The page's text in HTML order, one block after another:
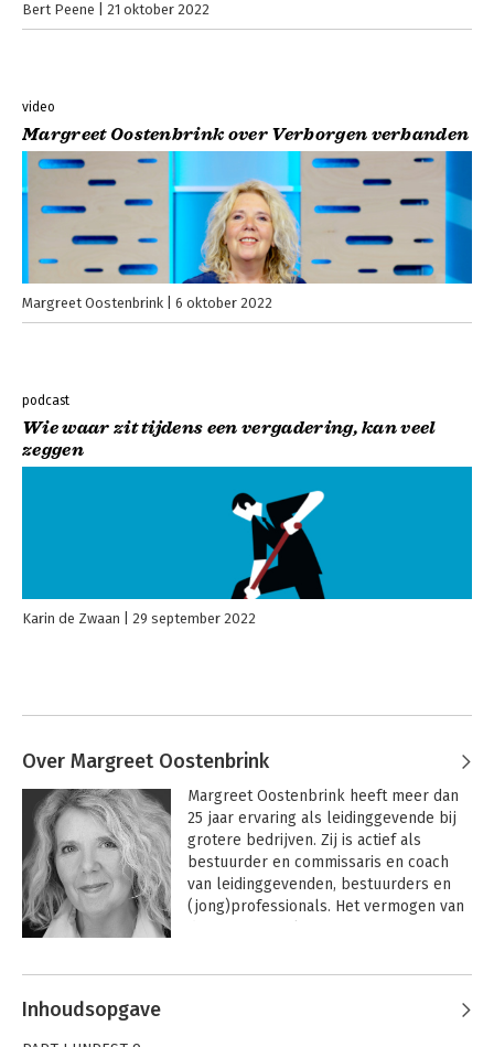
Bert Peene 21 oktober 2022
video
Margreet Oostenbrink over Verborgen verbanden
Margreet Oostenbrink 6 oktober 2022
podcast
Wie waar zit tijdens een vergadering, kan veel
zeggen
Karin de Zwaan 29 september 2022
Over Margreet Oostenbrink
Margreet Oostenbrink heeft meer dan
25 jaar ervaring als leidinggevende bij
grotere bedrijven. Zij is actief als
bestuurder en commissaris en coach
van leidinggevenden, bestuurders en
(jong)professionals. Het vermogen van
systemisch te kijken en handelen,
Andere boeken door Margreet
Oostenbrink
Inhoudsopgave